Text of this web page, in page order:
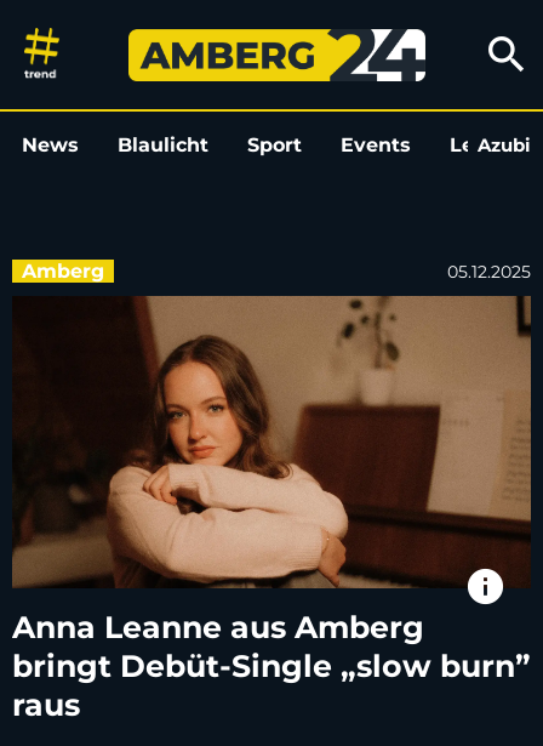
Anna Leanne aus Amberg
search
News Blaulicht Sport Events LeoAzubi
Amberg 05.12.2025
info
Anna Leanne aus Amberg
bringt Debüt-Single „slow burn”
raus